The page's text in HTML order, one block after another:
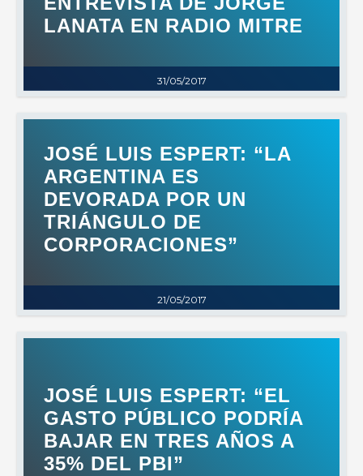
31/05/2017
LANATA EN RADIO MITRE
21/05/2017
JOSÉ LUIS ESPERT: “LA
ARGENTINA ES
DEVORADA POR UN
TRIÁNGULO DE
CORPORACIONES”
JOSÉ LUIS ESPERT: “EL
GASTO PÚBLICO PODRÍA
BAJAR EN TRES AÑOS A
35% DEL PBI”